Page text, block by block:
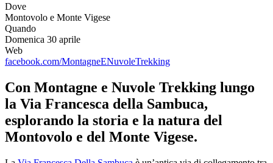
Dove
Montovolo e Monte Vigese
Quando
Domenica 30 aprile
Web
facebook.com/MontagneENuvoleTrekking
Con Montagne e Nuvole Trekking lungo
la Via Francesca della Sambuca,
esplorando la storia e la natura del
Montovolo e del Monte Vigese.